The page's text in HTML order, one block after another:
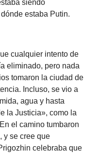
siendo
estaba Putin.
cualquier intento de
eliminado, pero nada
tomaron la ciudad de
Incluso, se vio a
agua y hasta
la Justicia», como la
En el camino tumbaron
y se cree que
celebraba que